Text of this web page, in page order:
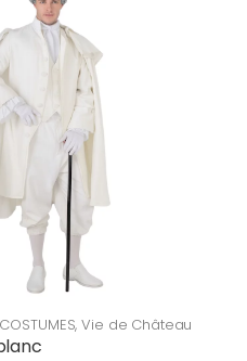
,Vie de Château